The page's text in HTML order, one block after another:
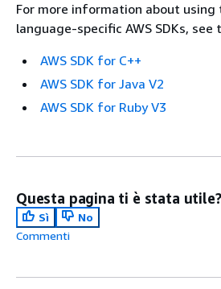
For more information about using
language-specific AWS SDKs,
AWS SDK for C++
AWS SDK for Java V2
AWS SDK for Ruby V3
Questa pagina ti è stata utile?
Sì
No
Commenti